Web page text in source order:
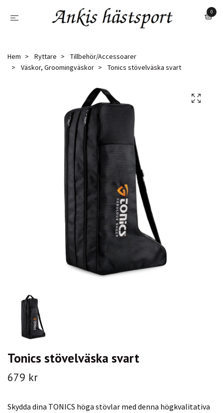
0
Hem Ryttare
Tillbehör/Accessoarer
Väskor, Groomingväskor
Tonics stövelväska svart
Tonics stövelväska svart
679 kr
Skydda dina TONICS höga stövlar med denna högkvalitativa